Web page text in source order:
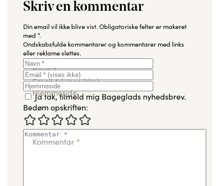
Skriv en kommentar
Din email vil ikke blive vist.Obligatoriske felter er makeret
med *.
Ondskabsfulde kommentarer og kommentarer med links
eller reklame slettes.
Navn*
Email*(vises ikke)
Hjemmeside
Ja tak, tilmeld mig Bageglads nyhedsbrev.
Bedøm opskriften:
Kommentar *